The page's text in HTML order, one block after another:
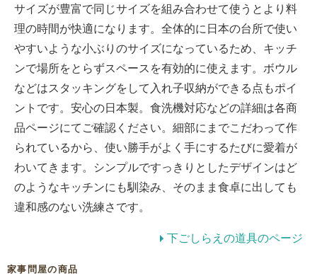
サイズが豊富で同じサイズを組み合わせて使うとより料
理の時間が快適になります。全体的に日本の台所で使い
やすいような小ぶりのサイズになっているため、キッチ
ンで場所をとらずスペースを有効的に使えます。ボウル
などはスタッキングをして入れ子収納ができる点もポイ
ントです。安心の日本製。食洗機対応などの詳細は各商
品ページにてご確認ください。細部にまでこだわって作
られているから、使い勝手がよく手にするたびに愛着が
わいてきます。シンプルですっきりとしたデザインはど
のようなキッチンにも馴染み、そのまま食卓に出しても
違和感のない洗練さです。
下ごしらえの道具のページ
家事問屋の商品